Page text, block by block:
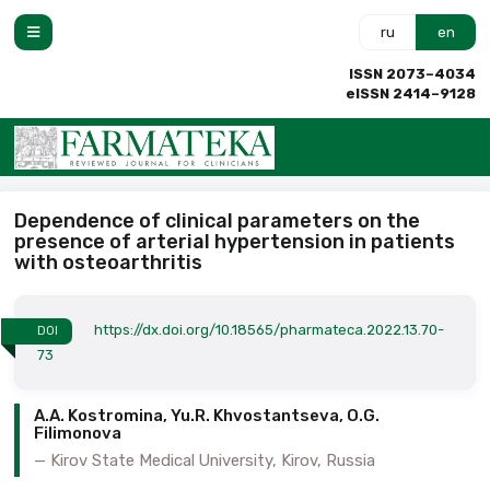
ru en
ISSN 2073–4034
eISSN 2414–9128
Dependence of clinical parameters on the
presence of arterial hypertension in patients
with osteoarthritis
DOI
https://dx.doi.org/10.18565/pharmateca.2022.13.70-
73
A.A. Kostromina, Yu.R. Khvostantseva, O.G.
Filimonova
Kirov State Medical University, Kirov, Russia